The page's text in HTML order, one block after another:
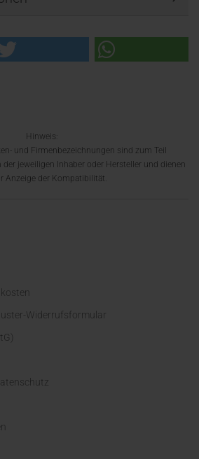
Hinweis:
und Firmenbezeichnungen sind zum Teil
der jeweiligen Inhaber oder Hersteller und dienen
Anzeige der Kompatibilität.
Widerrufsformular